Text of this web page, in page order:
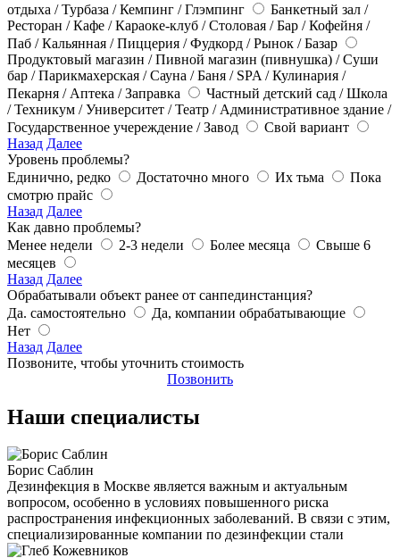
отдыха / Турбаза / Кемпинг / Глэмпинг
Банкетный зал /
Ресторан / Кафе / Караоке-клуб / Столовая / Бар / Кофейня /
Паб / Кальянная / Пиццерия / Фудкорд / Рынок / Базар
Продуктовый магазин / Пивной магазин (пивнушка) / Суши
бар / Парикмахерская / Сауна / Баня / SPA / Кулинария /
Пекарня / Аптека / Заправка
Частный детский сад / Школа
/ Техникум / Университет / Театр / Административное здание /
Государственное учереждение / Завод
Свой вариант
Назад Далее
Уровень проблемы?
Единично, редко
Достаточно много Их тьма
Пока
смотрю прайс
Назад Далее
Как давно проблемы?
Менее недели
2-3 недели Более месяца
Свыше 6
месяцев
Назад Далее
Обрабатывали объект ранее от санпединстанция?
Да. самостоятельно
Да, компании обрабатывающие
Нет
Назад Далее
Позвоните, чтобы уточнить стоимость
Позвонить
Наши специалисты
Борис Саблин
Дезинфекция в Москве является важным и актуальным
вопросом, особенно в условиях повышенного риска
распространения инфекционных заболеваний. В связи с этим,
специализированные компании по дезинфекции стали